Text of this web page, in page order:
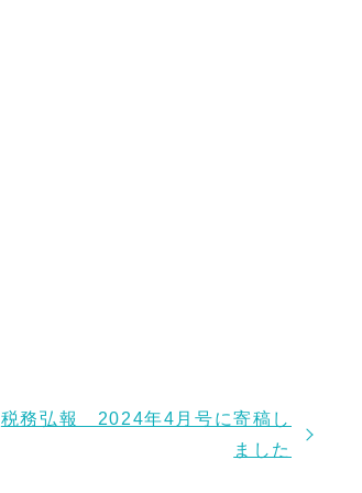
税務弘報 2024年4月号に寄稿し
ました